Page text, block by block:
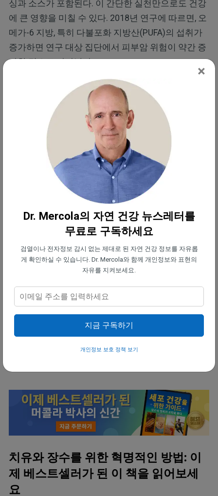
싱과 소스가 포함된다. 이 간단한 실천만으로도 건강
에 큰 영향을 미칠 수 있다. 2018년 연구에 따르면, 오
메가-6 지방, 특히 다불포화 지방산(PUFA)의 섭취가
증가하면 연구 대상 집단에서 피부암 위험이 약간 증
가한 것으로 나타났다.
이상적으로는 리놀레산을 하루 총 2g으로 섭취를 제
한하는 것이 좋다. 이는 현대 사회를 괴롭히는 만성
질환이 증가하기 전, 조상들의 총섭취량에 가까운 수
준이다. 리놀레산의 총섭취량이 궁금하다면, 무료 온
라인 영양 추적기 '크로노미터(Cronometer)'를 사용
하는 것을 추천한다. 정확한 추적을 위해 주방 저울로
음식을 계량하고 크로노미터의 데이터베이스에서 가
장 가까운 항목을 선택하라. 이 앱은 충분히 방대한
데이터베이스를 보유하고 있어 오메가-6 지방을 0.1g
단위까지 정확히 측정할 수 있다.
종자유로 요리하고 있다면풀을 먹인 소의 버터(목초
버터)나 탤로우 같은 건강한 요리용 지방으로 대체하
고기와 돼지고기를 피할 것을 권장한다. 대신 주된 육
류로 양고기나 들소 고기를 고려하라. 과일과 채소 섭
취를 늘리는 것만으로도 건강에 큰 도움이 될 수 있
다.
치유와 장수를 위한 혁명적인 방법: 이
제 베스트셀러가 된 이 책을 읽어보세
요
×
Dr. Mercola의 자연 건강 뉴스레터를
무료로 구독하세요
검열이나 전자정보 감시 없는 제대로 된 자연 건강 정보를 자유롭
게 확인하실 수 있습니다. Dr. Mercola와 함께 개인정보와 표현의
자유를 지켜보세요.
지금 구독하기
개인정보 보호 정책 보기